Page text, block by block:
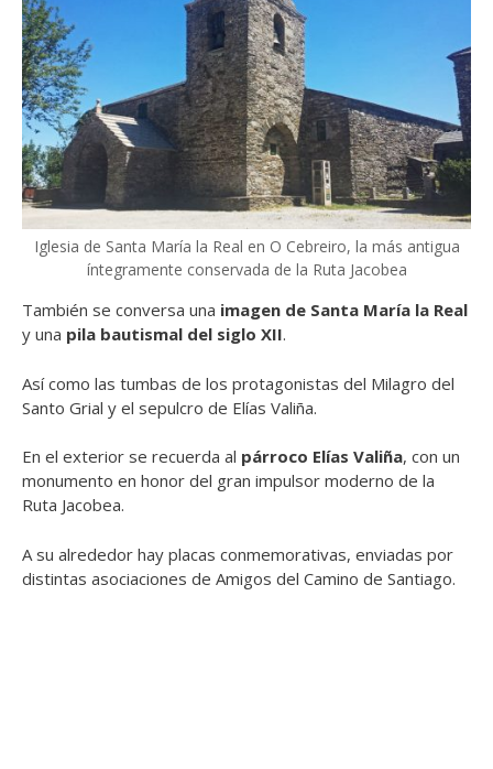
Iglesia de Santa María la Real en O Cebreiro, la más antigua
íntegramente conservada de la Ruta Jacobea
También se conversa una imagen de Santa María la Real
y una pila bautismal del siglo XII.
Así como las tumbas de los protagonistas del Milagro del
Santo Grial y el sepulcro de Elías Valiña.
En el exterior se recuerda al párroco Elías Valiña, con un
monumento en honor del gran impulsor moderno de la
Ruta Jacobea.
A su alrededor hay placas conmemorativas, enviadas por
distintas asociaciones de Amigos del Camino de Santiago.